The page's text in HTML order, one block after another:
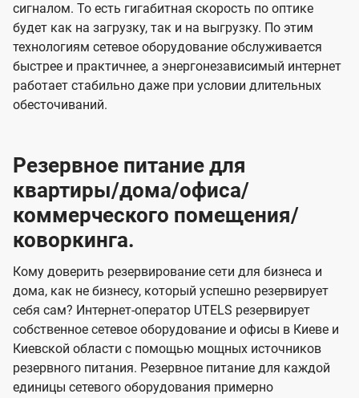
сигналом. То есть гигабитная скорость по оптике
будет как на загрузку, так и на выгрузку. По этим
технологиям сетевое оборудование обслуживается
быстрее и практичнее, а энергонезависимый интернет
работает стабильно даже при условии длительных
обесточиваний.
Резервное питание для
квартиры/дома/офиса/
коммерческого помещения/
коворкинга.
Кому доверить резервирование сети для бизнеса и
дома, как не бизнесу, который успешно резервирует
себя сам? Интернет-оператор UTELS резервирует
собственное сетевое оборудование и офисы в Киеве и
Киевской области с помощью мощных источников
резервного питания. Резервное питание для каждой
единицы сетевого оборудования примерно